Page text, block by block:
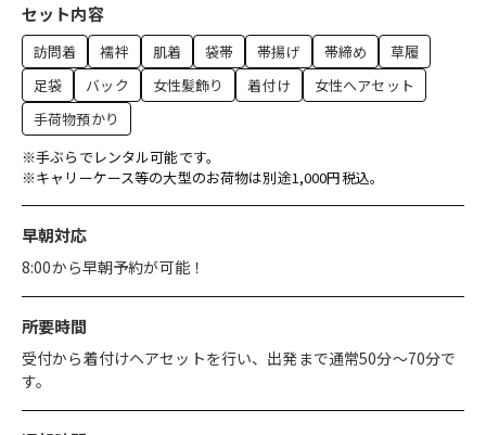
セット内容
訪問着 襦袢 肌着 袋帯 帯揚げ 帯締め
草履
足袋
バック 女性髪飾り 着付け
女性ヘアセット
手荷物預かり
※手ぶらでレンタル可能です。
※キャリーケース等の大型のお荷物は別途1,000円税込。
早朝対応
8:00から早朝予約が可能！
所要時間
受付から着付けヘアセットを行い、出発まで通常50分〜70分で
す。